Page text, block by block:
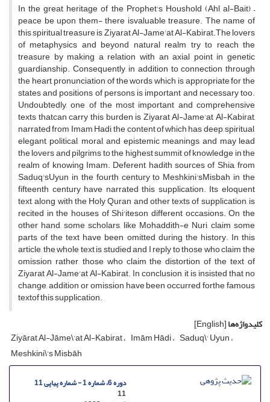
In the great heritage of the Prophet's Houshold (Ahl al-Bait) –
peace be upon them- there isvaluable treasure. The name of
this spiritual treasure is Ziyarat Al-Jame'at Al-Kabirat.The lovers
of metaphysics and beyond natural realm try to reach the
treasure by making a relation with an axial point in genetic
guardianship. Consequently, in addition to connection through
the heart, pronunciation of the words which is appropriate for the
states and positions of persons is important and necessary too.
Undoubtedly, one of the most important and comprehensive
texts thatcan carry this burden is Ziyarat Al-Jame'at Al-Kabirat,
narrated from Imam Hadi, the content of which has deep, spiritual,
elegant, political, moral, and epistemic meanings, and may lead
the lovers and pilgrims to the highest summit of knowledge in the
realm of knowing Imam. Deferent hadith sources of Shia, from
Saduq'sUyun in the fourth century to Meshkini'sMisbah in the
fifteenth century have narrated this supplication. Its eloquent
text, along with the Holy Quran and other texts of supplication, is
recited in the houses of Shi'iteson different occasions. On the
other hand, some scholars, like Mohaddith-e Nuri, claim some
parts of the text have been omitted during the history. In this
article, the whole text is studied and I reply to those who claim the
omission rather, those who claim the distortion of the text of
Ziyarat Al-Jame'at Al-Kabirat. In conclusion, it is insisted that no
change, addition or omission have been occurred forthe famous
textof this supplication.
کلیدواژه‌ها[English]
Ziyārat Al-Jāme\'at Al-Kabirat Imām Hādi Saduq\' Uyun
Meshkini\'s Misbāh
دوره 6، شماره 1 - شماره پیاپی 11
11